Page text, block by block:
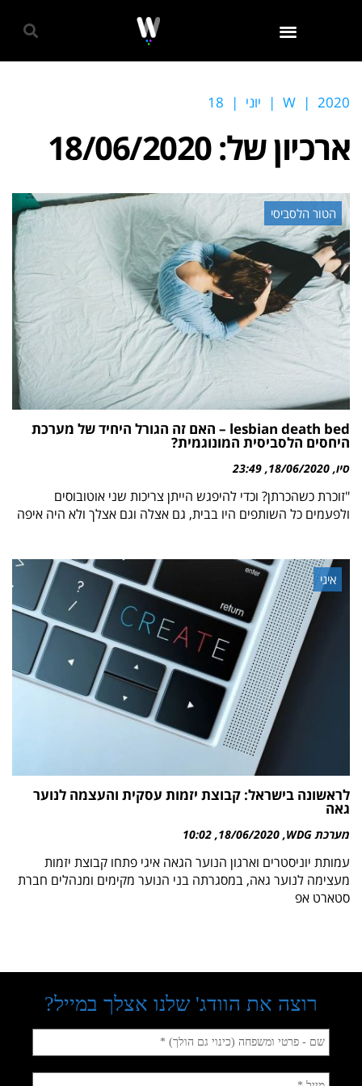
W | 2020
| יוני |
18
ארכיון של:18/06/2020
הטור הלסביסי
lesbian death bed – האם זה הגורל היחיד של מערכת
היחסים הלסביסית המונוגמית?
סיו 18/06/2020
23:49
"זוכרת כשהכרתן? וכדי להיפגש הייתן צריכות שני אוטובוסים
ולפעמים כל השותפים היו בבית, גם אצלה וגם אצלך ולא היה איפה
איגי
לראשונה בישראל: קבוצת יזמות עסקית והעצמה לנוער
גאה
מערכת WDG 18/06/2020
10:02
עמותת יוניסטרים וארגון הנוער הגאה איגי פתחו קבוצת יזמות
מעצימה לנוער גאה, במסגרתה בני הנוער מקימים ומנהלים חברת
סטארט אפ